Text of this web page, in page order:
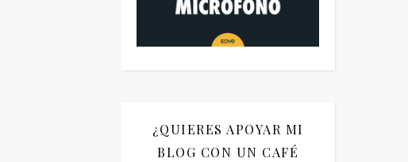
¿QUIERES APOYAR MI
BLOG CON UN CAFÉ